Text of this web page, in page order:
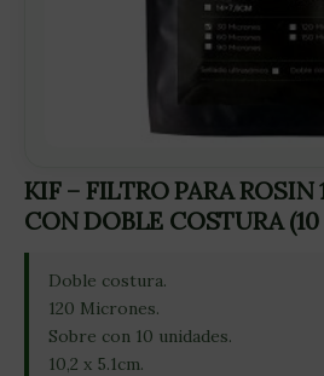
KIF – FILTRO PARA ROSIN
CON DOBLE COSTURA
Doble costura.
120 Micrones.
Sobre con 10 unidades.
10,2 x 5.1cm.